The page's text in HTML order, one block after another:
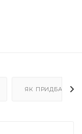
ЯК ПРИДБАТИ